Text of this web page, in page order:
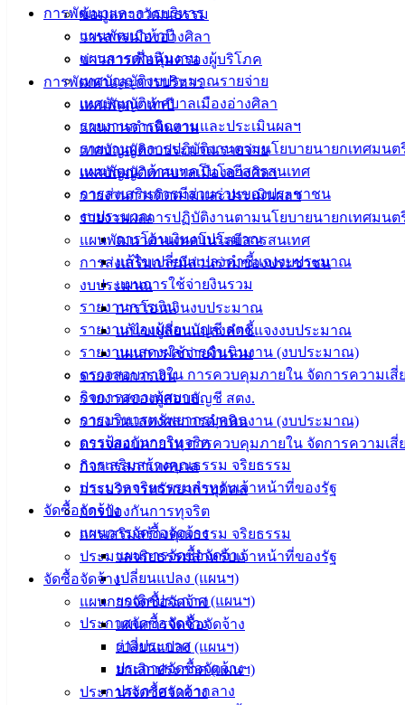
การพัฒนาและการบริหาร
แผนพัฒนาห้าปี
แผนการดำเนินงาน
เทศบัญญัติงบประมาณรายจ่าย
เทศบัญญัติเทศบาลเมืองอ่างศิลา
รายงานการติดตามและประเมินผลฯ
รายงานผลการปฏิบัติงานตามนโยบายนายกเทศมนต
แผนพัฒนาด้านเทคโนโลยีสารสนเทศ
การส่งเสริมการมีส่วนร่วมของประชาชน
งบประมาณ
การโอนเงินงบประมาณ
แก้ไขเปลี่ยนแปลงคำชี้แจงงบประมาณ
แผนการใช้จ่ายงินรวม
รายงานการเงิน
รายงานของผู้สอบบัญชี สตง.
รายงานแสดงผลการดำเนินงาน (งบประมาณ)
ตรวจสอบภายใน การควบคุมภายใน จัดการความเสี่
กิจการสภาเทศบาล
การบริหารทรัพยากรบุคคล
การป้องกันการทุจริต
การเสริมสร้างคุณธรรม จริยธรรม
ประมวลจริยธรรมสำหรับเจ้าหน้าที่ของรัฐ
จัดซื้อจัดจ้าง
แผนการจัดซื้อจัดจ้าง
แผนการจัดซื้อจัดจ้าง
เปลี่ยนแปลง (แผนฯ)
ยกเลิกประกาศ (แผนฯ)
ประกาศจัดซื้อจัดจ้าง
ร่างประกาศ
ประกาศจัดซื้อจัดจ้าง
ประกาศราคากลาง
ข้อมูลทางวัฒนธรรม
วารสารเมืองอ่างศิลา
ข่าวสารเพื่อคุ้มครองผู้บริโภค
การพัฒนาและการบริหาร
แผนพัฒนาห้าปี
แผนการดำเนินงาน
เทศบัญญัติงบประมาณรายจ่าย
เทศบัญญัติเทศบาลเมืองอ่างศิลา
รายงานการติดตามและประเมินผลฯ
รายงานผลการปฏิบัติงานตามนโยบายนายกเทศมนต
แผนพัฒนาด้านเทคโนโลยีสารสนเทศ
การส่งเสริมการมีส่วนร่วมของประชาชน
งบประมาณ
การโอนเงินงบประมาณ
แก้ไขเปลี่ยนแปลงคำชี้แจงงบประมาณ
แผนการใช้จ่ายงินรวม
รายงานการเงิน
รายงานของผู้สอบบัญชี สตง.
รายงานแสดงผลการดำเนินงาน (งบประมาณ)
ตรวจสอบภายใน การควบคุมภายใน จัดการความเสี่
กิจการสภาเทศบาล
การบริหารทรัพยากรบุคคล
การป้องกันการทุจริต
การเสริมสร้างคุณธรรม จริยธรรม
ประมวลจริยธรรมสำหรับเจ้าหน้าที่ของรัฐ
จัดซื้อจัดจ้าง
แผนการจัดซื้อจัดจ้าง
แผนการจัดซื้อจัดจ้าง
เปลี่ยนแปลง (แผนฯ)
ยกเลิกประกาศ (แผนฯ)
ประกาศจัดซื้อจัดจ้าง
เทศบาล